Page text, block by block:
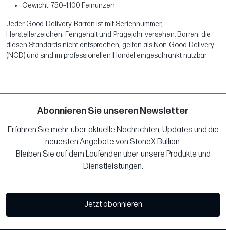
Gewicht: 750–1.100 Feinunzen
Jeder Good-Delivery-Barren ist mit Seriennummer,
Herstellerzeichen, Feingehalt und Prägejahr versehen. Barren, die
diesen Standards nicht entsprechen, gelten als Non-Good-Delivery
(NGD) und sind im professionellen Handel eingeschränkt nutzbar.
Abonnieren Sie unseren Newsletter
Erfahren Sie mehr über aktuelle Nachrichten, Updates und die
neuesten Angebote von StoneX Bullion.
Bleiben Sie auf dem Laufenden über unsere Produkte und
Dienstleistungen.
Jetzt abonnieren